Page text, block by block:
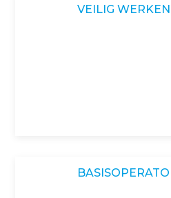
VEILIG